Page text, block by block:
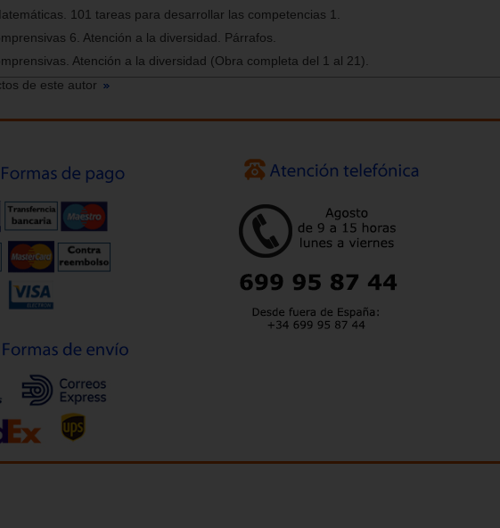
101 tareas para desarrollar las competencias 1.
6. Atención a la diversidad. Párrafos.
Atención a la diversidad (Obra completa del 1 al 21).
de este autor